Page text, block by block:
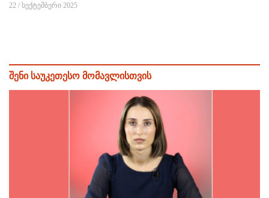
22 / სექტემბერი 2025
შენი საუკეთესო მომავლისთვის